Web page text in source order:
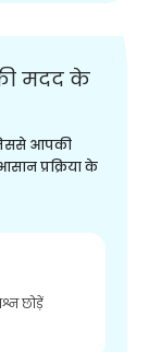
मदद के
आपकी
प्रक्रिया के
छोड़ें